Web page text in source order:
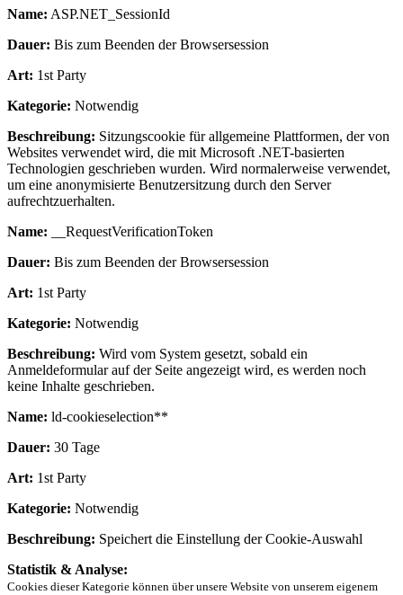
Name: ASP.NET_SessionId
Dauer: Bis zum Beenden der Browsersession
Art: 1st Party
Kategorie: Notwendig
Beschreibung: Sitzungscookie für allgemeine Plattformen, der von
Websites verwendet wird, die mit Microsoft .NET-basierten
Technologien geschrieben wurden. Wird normalerweise verwendet,
um eine anonymisierte Benutzersitzung durch den Server
aufrechtzuerhalten.
Name: __RequestVerificationToken
Dauer: Bis zum Beenden der Browsersession
Art: 1st Party
Kategorie: Notwendig
Beschreibung: Wird vom System gesetzt, sobald ein
Anmeldeformular auf der Seite angezeigt wird, es werden noch
keine Inhalte geschrieben.
Name: ld-cookieselection**
Dauer: 30 Tage
Art: 1st Party
Kategorie: Notwendig
Beschreibung: Speichert die Einstellung der Cookie-Auswahl
Statistik & Analyse:
Cookies dieser Kategorie können über unsere Website von unserem eigenem